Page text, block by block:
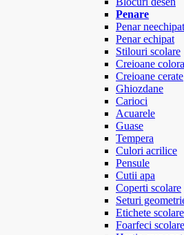
Penare
Penar neechipat
Penar echipat
Stilouri scolare
Creioane
Creioane cerate
Ghiozdane
Carioci
Acuarele
Guase
Tempera
Culori acrilice
Pensule
Cutii apa
Coperti scolare
Seturi
Etichete scolare
Foarfeci scolare